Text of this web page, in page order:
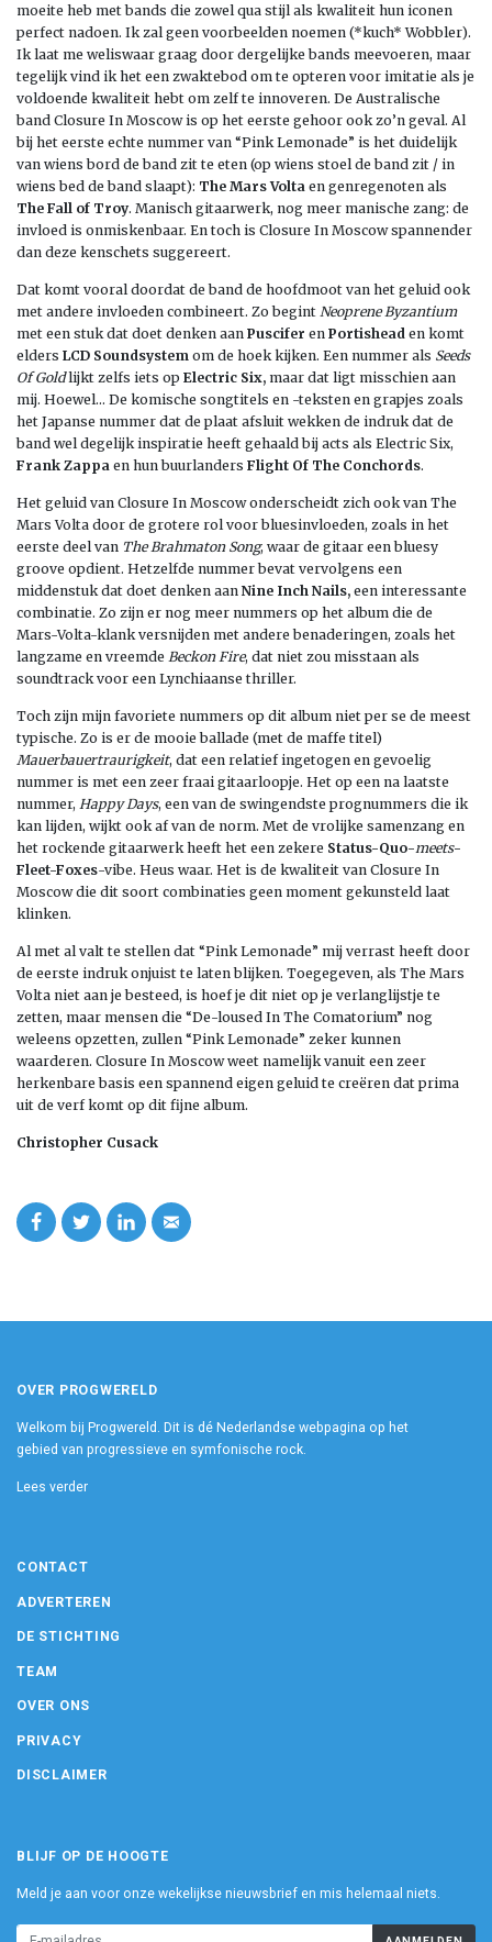
moeite heb met bands die zowel qua stijl als kwaliteit hun iconen
perfect nadoen. Ik zal geen voorbeelden noemen (*kuch* Wobbler).
Ik laat me weliswaar graag door dergelijke bands meevoeren, maar
tegelijk vind ik het een zwaktebod om te opteren voor imitatie als je
voldoende kwaliteit hebt om zelf te innoveren. De Australische
band Closure In Moscow is op het eerste gehoor ook zo’n geval. Al
bij het eerste echte nummer van “Pink Lemonade” is het duidelijk
van wiens bord de band zit te eten (op wiens stoel de band zit / in
wiens bed de band slaapt): The Mars Volta en genregenoten als
The Fall of Troy. Manisch gitaarwerk, nog meer manische zang: de
invloed is onmiskenbaar. En toch is Closure In Moscow spannender
dan deze kenschets suggereert.
Dat komt vooral doordat de band de hoofdmoot van het geluid ook
met andere invloeden combineert. Zo begint Neoprene Byzantium
met een stuk dat doet denken aan Puscifer en Portishead en komt
elders LCD Soundsystem om de hoek kijken. Een nummer als Seeds
Of Goldlijkt zelfs iets op Electric Six, maar dat ligt misschien aan
mij. Hoewel… De komische songtitels en -teksten en grapjes zoals
het Japanse nummer dat de plaat afsluit wekken de indruk dat de
band wel degelijk inspiratie heeft gehaald bij acts als Electric Six,
Frank Zappa en hun buurlanders Flight Of The Conchords.
Het geluid van Closure In Moscow onderscheidt zich ook van The
Mars Volta door de grotere rol voor bluesinvloeden, zoals in het
eerste deel van The Brahmaton Song, waar de gitaar een bluesy
groove opdient. Hetzelfde nummer bevat vervolgens een
middenstuk dat doet denken aan Nine Inch Nails, een interessante
combinatie. Zo zijn er nog meer nummers op het album die de
Mars-Volta-klank versnijden met andere benaderingen, zoals het
langzame en vreemde Beckon Fire, dat niet zou misstaan als
soundtrack voor een Lynchiaanse thriller.
Toch zijn mijn favoriete nummers op dit album niet per se de meest
typische. Zo is er de mooie ballade (met de maffe titel)
Mauerbauertraurigkeit, dat een relatief ingetogen en gevoelig
nummer is met een zeer fraai gitaarloopje. Het op een na laatste
nummer, Happy Days, een van de swingendste prognummers die ik
kan lijden, wijkt ook af van de norm. Met de vrolijke samenzang en
het rockende gitaarwerk heeft het een zekere Status-Quo-meets-
Fleet-Foxes-vibe. Heus waar. Het is de kwaliteit van Closure In
Moscow die dit soort combinaties geen moment gekunsteld laat
klinken.
Al met al valt te stellen dat “Pink Lemonade” mij verrast heeft door
de eerste indruk onjuist te laten blijken. Toegegeven, als The Mars
Volta niet aan je besteed, is hoef je dit niet op je verlanglijstje te
zetten, maar mensen die “De-loused In The Comatorium” nog
weleens opzetten, zullen “Pink Lemonade” zeker kunnen
waarderen. Closure In Moscow weet namelijk vanuit een zeer
herkenbare basis een spannend eigen geluid te creëren dat prima
uit de verf komt op dit fijne album.
Christopher Cusack
OVER PROGWERELD
Welkom bij Progwereld. Dit is dé Nederlandse webpagina op het
gebied van progressieve en symfonische rock.
Lees verder
CONTACT
ADVERTEREN
DE STICHTING
TEAM
OVER ONS
PRIVACY
DISCLAIMER
BLIJF OP DE HOOGTE
Meld je aan voor onze wekelijkse nieuwsbrief en mis helemaal niets.